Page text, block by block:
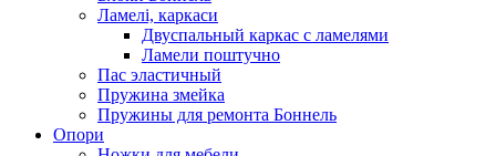
Ламелі, каркаси
Двуспальный каркас с ламелями
Ламели поштучно
Пас эластичный
Пружина змейка
Пружины для ремонта Боннель
Опори